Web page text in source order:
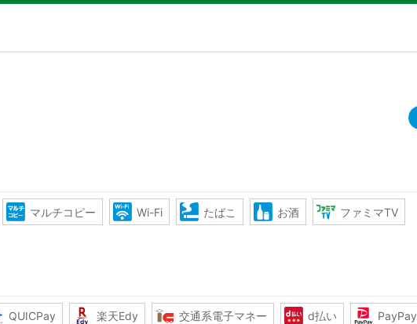
マルチコピー Wi-Fi たばこ お酒 ファミマTV
QUICPay 楽天Edy 交通系電子マネー d払い PayPay